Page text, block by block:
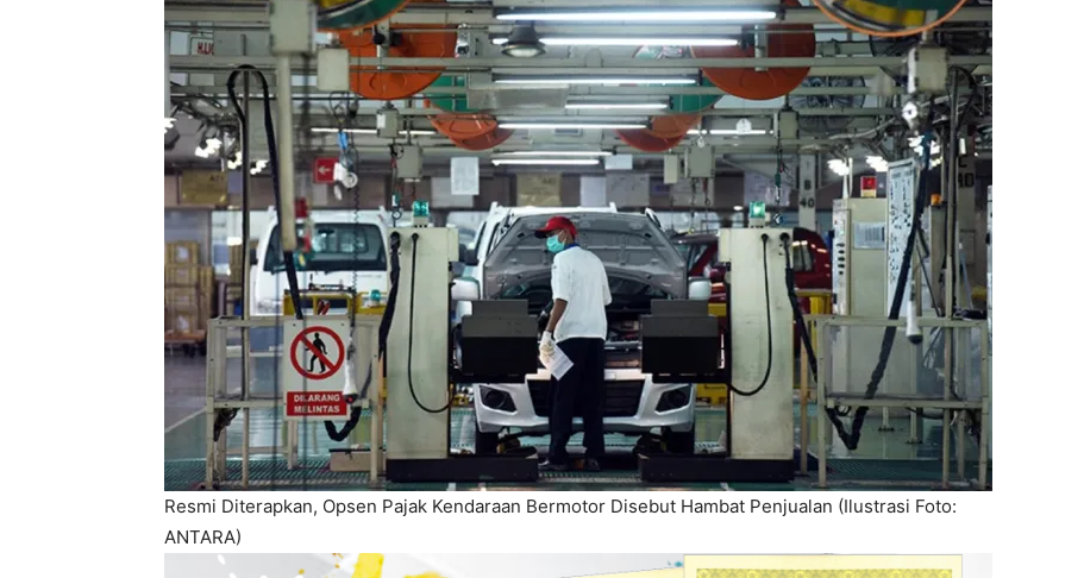
Resmi Diterapkan, Opsen Pajak Kendaraan Bermotor Disebut Hambat Penjualan (Ilustrasi Foto:
ANTARA)